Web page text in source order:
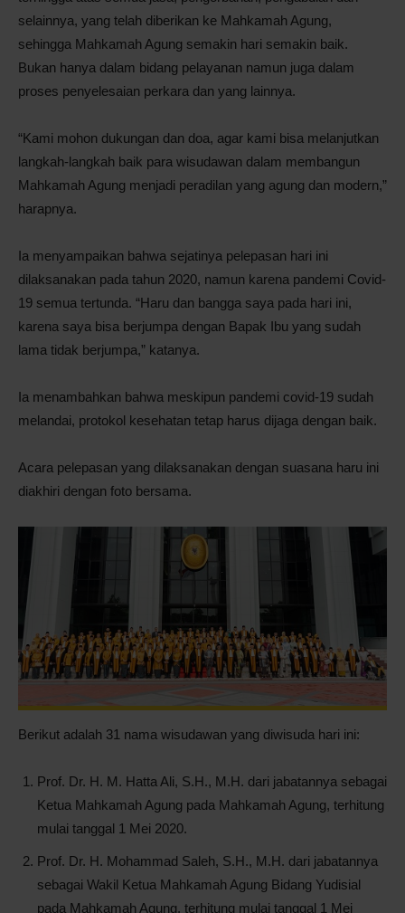
selainnya, yang telah diberikan ke Mahkamah Agung,
sehingga Mahkamah Agung semakin hari semakin baik.
Bukan hanya dalam bidang pelayanan namun juga dalam
proses penyelesaian perkara dan yang lainnya.
“Kami mohon dukungan dan doa, agar kami bisa melanjutkan
langkah-langkah baik para wisudawan dalam membangun
Mahkamah Agung menjadi peradilan yang agung dan modern,”
harapnya.
Ia menyampaikan bahwa sejatinya pelepasan hari ini
dilaksanakan pada tahun 2020, namun karena pandemi Covid-
19 semua tertunda. “Haru dan bangga saya pada hari ini,
karena saya bisa berjumpa dengan Bapak Ibu yang sudah
lama tidak berjumpa,” katanya.
Ia menambahkan bahwa meskipun pandemi covid-19 sudah
melandai, protokol kesehatan tetap harus dijaga dengan baik.
Acara pelepasan yang dilaksanakan dengan suasana haru ini
diakhiri dengan foto bersama.
Berikut adalah 31 nama wisudawan yang diwisuda hari ini:
Prof. Dr. H. M. Hatta Ali, S.H., M.H. dari jabatannya sebagai
Ketua Mahkamah Agung pada Mahkamah Agung, terhitung
mulai tanggal 1 Mei 2020.
Prof. Dr. H. Mohammad Saleh, S.H., M.H. dari jabatannya
sebagai Wakil Ketua Mahkamah Agung Bidang Yudisial
pada Mahkamah Agung, terhitung mulai tanggal 1 Mei